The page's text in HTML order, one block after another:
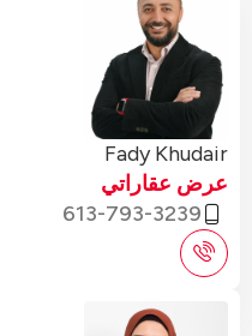
Fady Khudair
عرض عقاراتي
613-793-3239